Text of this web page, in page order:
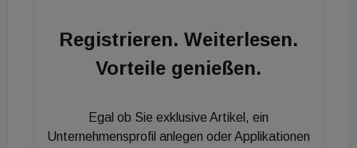
Registrieren. Weiterlesen.
Vorteile genießen.
Egal ob Sie exklusive Artikel, ein
Unternehmensprofil anlegen oder Applikationen